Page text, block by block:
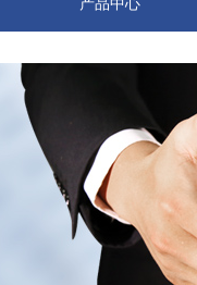
产品中心